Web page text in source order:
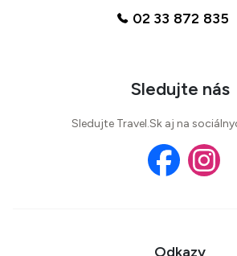
02 33 872 835
Sledujte nás
Sledujte Travel.Sk aj na